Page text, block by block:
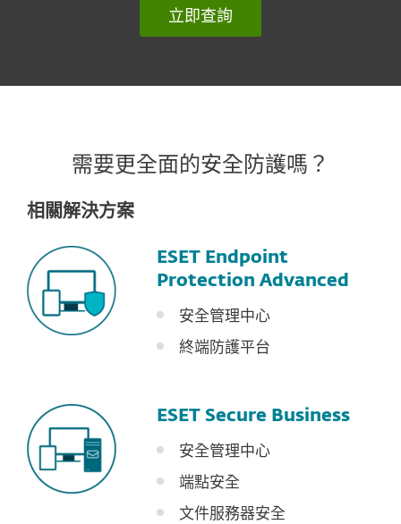
立即查詢
需要更全面的安全防護嗎？
相關解決方案
ESET Endpoint
Protection Advanced
安全管理中心
終端防護平台
ESET Secure Business
安全管理中心
端點安全
文件服務器安全